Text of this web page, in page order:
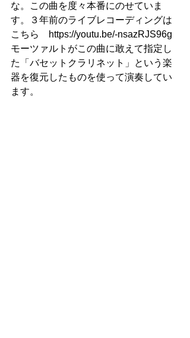
な。この曲を度々本番にのせていま
す。３年前のライブレコーディングは
こちら　https://youtu.be/-nsazRJS96g
モーツァルトがこの曲に敢えて指定し
た「バセットクラリネット」という楽
器を復元したものを使って演奏してい
ます。